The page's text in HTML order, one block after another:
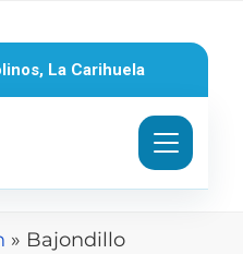
La Carihuela
» Bajondillo